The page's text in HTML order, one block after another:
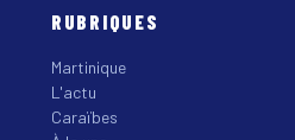
RUBRIQUES
Martinique
L'actu
Caraïbes